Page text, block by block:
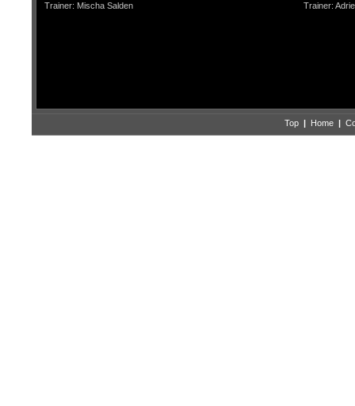
Trainer: Mischa Salden Trainer:
Top | Home |